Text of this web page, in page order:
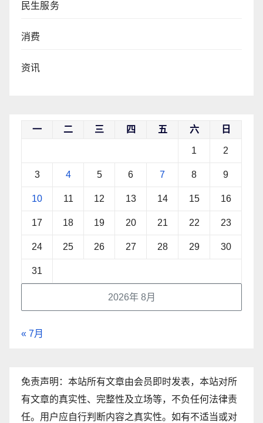
民生服务
消费
资讯
2026年 8月
一 二 三 四 五 六 日
1 2
3 4 5 6 7 8 9
10 11 12 13 14 15 16
17 18 19 20 21 22 23
24 25 26 27 28 29 30
31
« 7月
免责声明：本站所有文章由会员即时发表，本站对所
有文章的真实性、完整性及立场等，不负任何法律责
任。用户应自行判断内容之真实性。如有不适当或对